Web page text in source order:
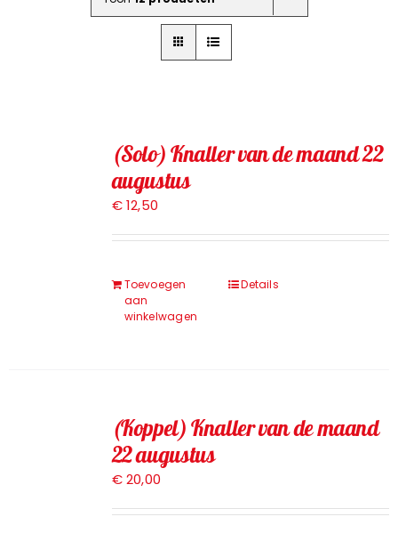
Jeugd
(Solo) Knaller van de maand 22
augustus
€12,50
Toevoegen
aan
winkelwagen
Details
(Koppel) Knaller van de maand
22 augustus
€20,00